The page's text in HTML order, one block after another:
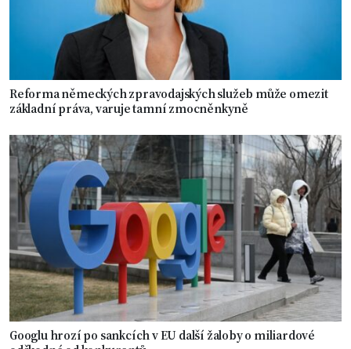
Reforma německých zpravodajských služeb může omezit
základní práva, varuje tamní zmocněnkyně
Googlu hrozí po sankcích v EU další žaloby o miliardové